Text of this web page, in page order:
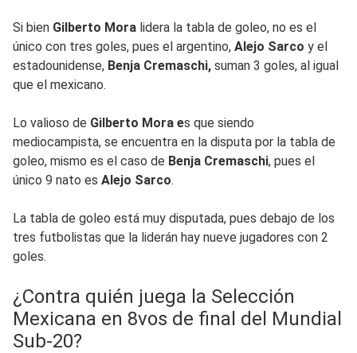
Si bien Gilberto Mora lidera la tabla de goleo, no es el
único con tres goles, pues el argentino, Alejo Sarco y el
estadounidense, Benja Cremaschi, suman 3 goles, al igual
que el mexicano.
Lo valioso de Gilberto Mora es que siendo
mediocampista, se encuentra en la disputa por la tabla de
goleo, mismo es el caso de Benja Cremaschi, pues el
único 9 nato es Alejo Sarco.
La tabla de goleo está muy disputada, pues debajo de los
tres futbolistas que la liderán hay nueve jugadores con 2
goles.
¿Contra quién juega la Selección
Mexicana en 8vos de final del Mundial
Sub-20?